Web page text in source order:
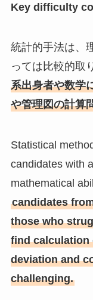
Key difficulty
統計的手法は、
っては比較的取
系出身者や数学
や管理図の計算
Statistical
candidates with
mathematical
candidates
those who
find calculation
deviation and
challenging.